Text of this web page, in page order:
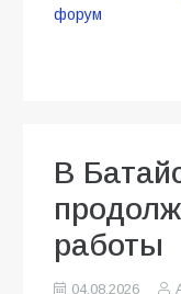
форум
В
работы
04.08.2026